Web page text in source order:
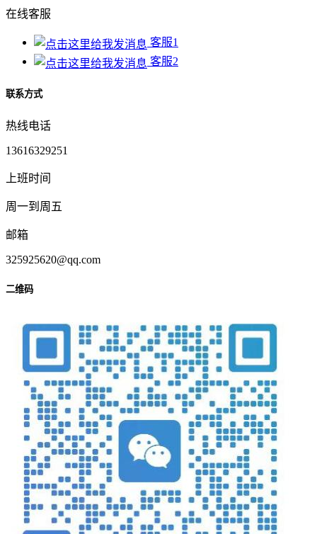
在线客服
客服1
客服2
联系方式
热线电话
13616329251
上班时间
周一到周五
邮箱
325925620@qq.com
二维码